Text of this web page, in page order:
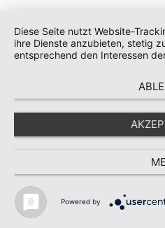
Diese Seite nutzt Website-
ihre Dienste anzubieten, stetig
entsprechend den Interessen
Powered by